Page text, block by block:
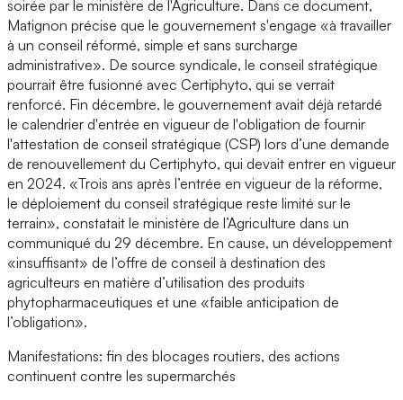
soirée par le ministère de l'Agriculture. Dans ce document,
Matignon précise que le gouvernement s'engage «à travailler
à un conseil réformé, simple et sans surcharge
administrative». De source syndicale, le conseil stratégique
pourrait être fusionné avec Certiphyto, qui se verrait
renforcé. Fin décembre, le gouvernement avait déjà retardé
le calendrier d'entrée en vigueur de l'obligation de fournir
l'attestation de conseil stratégique (CSP) lors d’une demande
de renouvellement du Certiphyto, qui devait entrer en vigueur
en 2024. «Trois ans après l’entrée en vigueur de la réforme,
le déploiement du conseil stratégique reste limité sur le
terrain», constatait le ministère de l’Agriculture dans un
communiqué du 29 décembre. En cause, un développement
«insuffisant» de l’offre de conseil à destination des
agriculteurs en matière d’utilisation des produits
phytopharmaceutiques et une «faible anticipation de
l’obligation».
Manifestations: fin des blocages routiers, des actions
continuent contre les supermarchés